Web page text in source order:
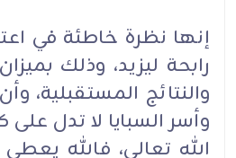
إنها نظرة خاطئة في
رابحة ليزيد، وذلك
والنتائج المستقبلية،
وأسر السبايا لا تدل
الله تعالى، فالله